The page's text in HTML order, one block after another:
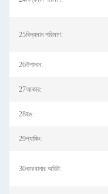
25বিদ্যমান পরিমাণ:
26উপাদান:
27আকার:
28রঙ:
29প্যাকিং:
30কারখানার অডিট: